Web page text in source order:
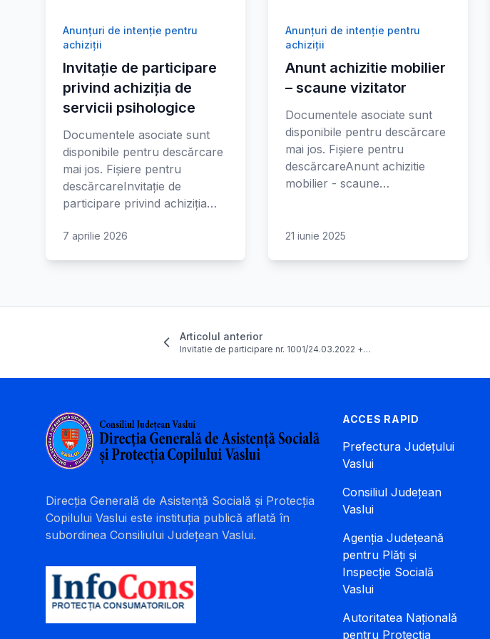
Anunțuri de intenție pentru
achiziții
Invitație de participare
privind achiziția de
servicii psihologice
Documentele asociate sunt
disponibile pentru descărcare
mai jos. Fișiere pentru
descărcareInvitație de
participare privind achiziția…
7 aprilie 2026
Anunțuri de intenție pentru
achiziții
Anunt achizitie mobilier
– scaune vizitator
Documentele asociate sunt
disponibile pentru descărcare
mai jos. Fișiere pentru
descărcareAnunt achizitie
mobilier - scaune…
21 iunie 2025
Articolul anterior
Invitatie de participare nr. 1001/24.03.2022 +…
Direcția Generală de Asistență Socială și Protecția
Copilului Vaslui este instituția publică aflată în
subordinea Consiliului Județean Vaslui.
ACCES RAPID
Prefectura Județului
Vaslui
Consiliul Județean
Vaslui
Agenția Județeană
pentru Plăți și
Inspecție Socială
Vaslui
Autoritatea Națională
pentru Protecția